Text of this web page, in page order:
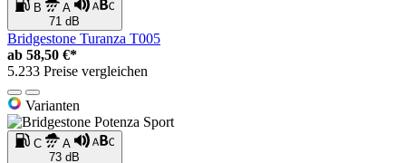
B
A
71 dB
Bridgestone Turanza T005
ab 58,50 €*
5.233 Preise vergleichen
Varianten
C
A
73 dB